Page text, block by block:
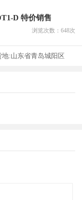
D 特价销售
浏览次数： 648次
地:山东省青岛城阳区